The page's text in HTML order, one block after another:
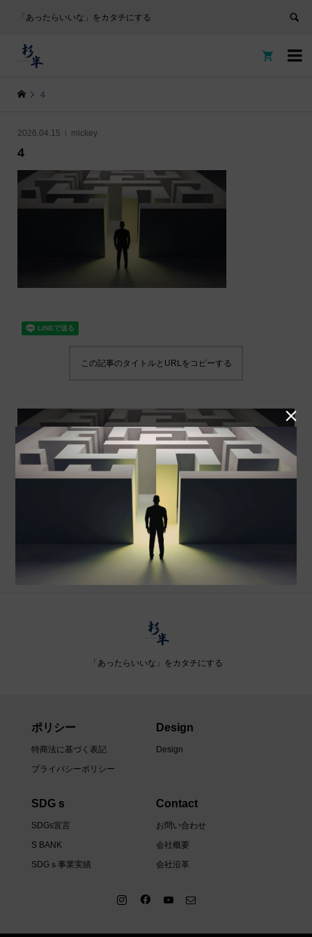
「あったらいいな」をカタチにする


4
2026.04.15 mickey
4
この記事のタイトルとURLをコピーする
「あったらいいな」をカタチにする
ポリシー
特商法に基づく表記
プライバシーポリシー
Design
Design
SDGｓ
SDGs宣言
S BANK
SDGｓ事業実績
Contact
お問い合わせ
会社概要
会社沿革
